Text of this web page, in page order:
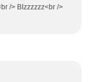
/> BIzzzzzz<br />